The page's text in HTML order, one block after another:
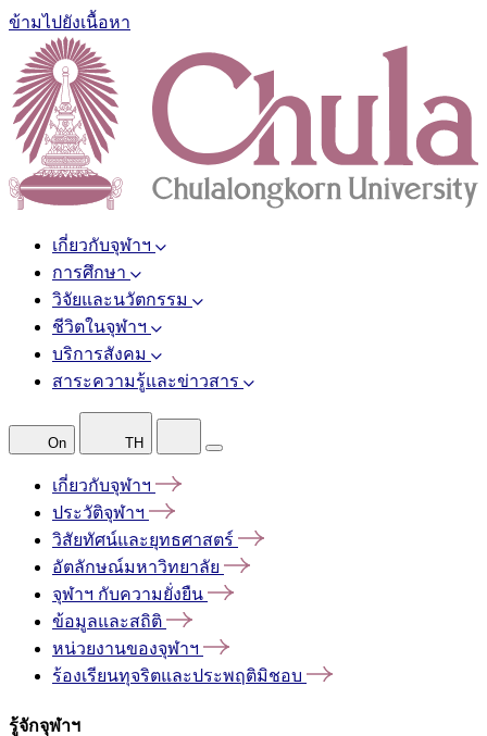
ข้ามไปยังเนื้อหา
เกี่ยวกับจุฬาฯ
การศึกษา
วิจัยและนวัตกรรม
ชีวิตในจุฬาฯ
บริการสังคม
สาระความรู้และข่าวสาร
On TH
เกี่ยวกับจุฬาฯ
ประวัติจุฬาฯ
วิสัยทัศน์และยุทธศาสตร์
อัตลักษณ์มหาวิทยาลัย
จุฬาฯ กับความยั่งยืน
ข้อมูลและสถิติ
หน่วยงานของจุฬาฯ
ร้องเรียนทุจริตและประพฤติมิชอบ
รู้จักจุฬาฯ